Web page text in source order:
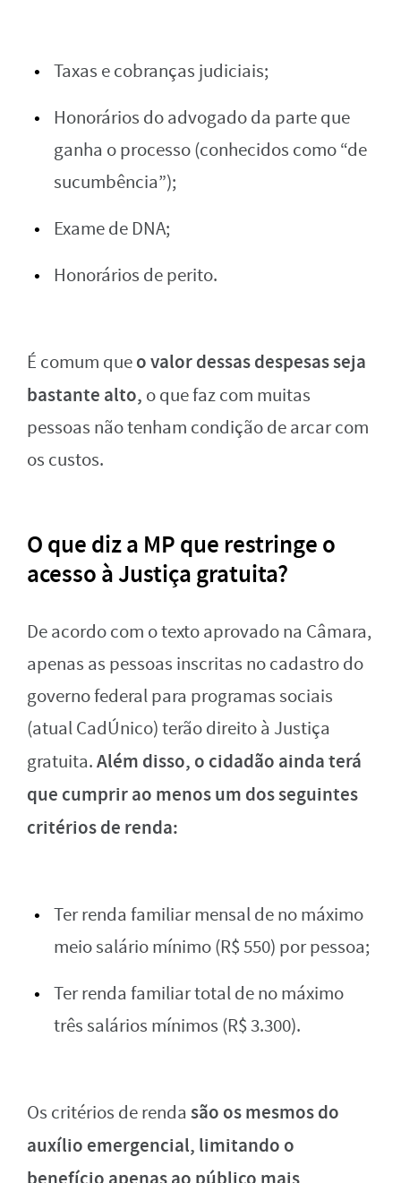
Taxas e cobranças judiciais;
Honorários do advogado da parte que
ganha o processo (conhecidos como “de
sucumbência”);
Exame de DNA;
Honorários de perito.
É comum queo valor dessas despesas seja
bastante alto, o que faz com muitas
pessoas não tenham condição de arcar com
os custos.
O que diz a MP que restringe o
acesso à Justiça gratuita?
De acordo com o texto aprovado na Câmara,
apenas as pessoas inscritas no cadastro do
governo federal para programas sociais
(atual CadÚnico) terão direito à Justiça
gratuita.Além disso, o cidadão ainda terá
que cumprir ao menos um dos seguintes
critérios de renda:
Ter renda familiar mensal de no máximo
meio salário mínimo (R$ 550) por pessoa;
Ter renda familiar total de no máximo
três salários mínimos (R$ 3.300).
Os critérios de renda são os mesmos do
auxílio emergencial, limitando o